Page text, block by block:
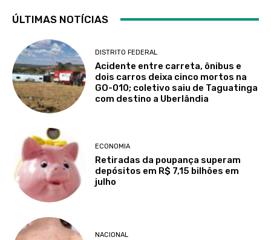
ÚLTIMAS NOTÍCIAS
DISTRITO FEDERAL
Acidente entre carreta, ônibus e
dois carros deixa cinco mortos na
GO-010; coletivo saiu de Taguatinga
com destino a Uberlândia
ECONOMIA
Retiradas da poupança superam
depósitos em R$ 7,15 bilhões em
julho
NACIONAL